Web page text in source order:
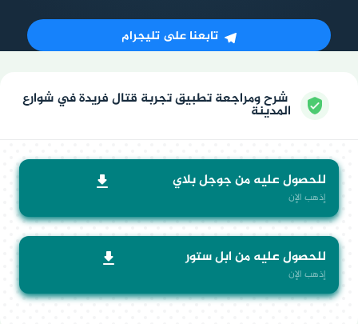
تابعنا على تليجرام
شرح ومراجعة تطبيق تجربة قتال فريدة في شوارع
المدينة
للحصول عليه من جوجل بلاي
إذهب الإن
للحصول عليه من ابل ستور
إذهب الإن